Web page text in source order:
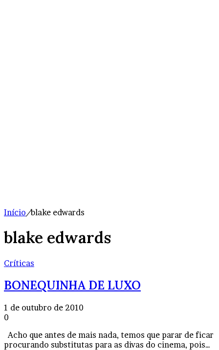
Início/blake edwards
blake edwards
Críticas
BONEQUINHA DE LUXO
1 de outubro de 2010
0
Acho que antes de mais nada, temos que parar de ficar
procurando substitutas para as divas do cinema, pois…